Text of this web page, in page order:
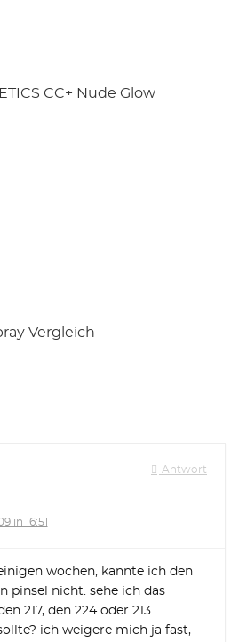
CC+ Nude Glow
Vergleich
Antwort
in 16:51
wochen, kannte ich den
pinsel nicht. sehe ich das
217, den 224 oder 213
ich weigere mich ja fast,